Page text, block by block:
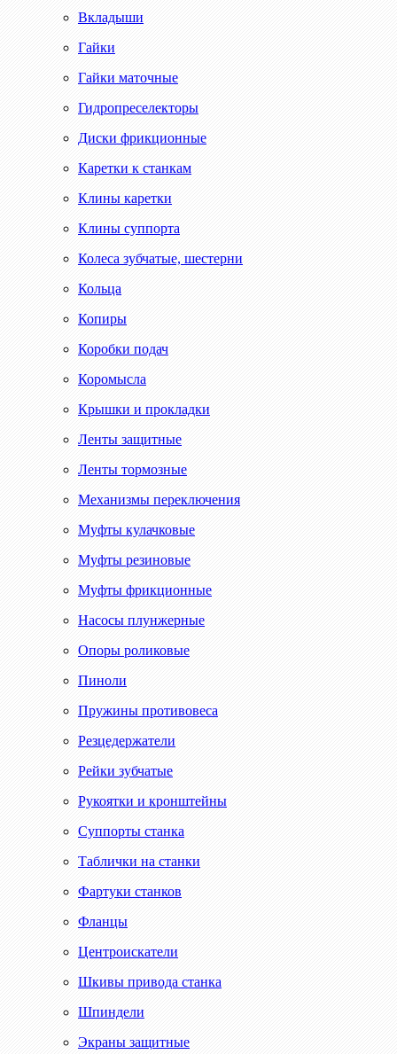
Вкладыши
Гайки
Гайки маточные
Гидропреселекторы
Диски фрикционные
Каретки к станкам
Клины каретки
Клины суппорта
Колеса зубчатые, шестерни
Кольца
Копиры
Коробки подач
Коромысла
Крышки и прокладки
Ленты защитные
Ленты тормозные
Механизмы переключения
Муфты кулачковые
Муфты резиновые
Муфты фрикционные
Насосы плунжерные
Опоры роликовые
Пиноли
Пружины противовеса
Резцедержатели
Рейки зубчатые
Рукоятки и кронштейны
Суппорты станка
Таблички на станки
Фартуки станков
Фланцы
Центроискатели
Шкивы привода станка
Шпиндели
Экраны защитные